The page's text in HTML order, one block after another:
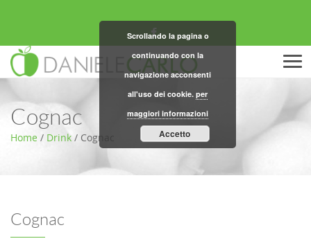
Cognac
Home / Drink/ Cognac
Cognac
Scrollando la pagina o
continuando con la
navigazione acconsenti
all'uso dei cookie. per
maggiori informazioni
Accetto